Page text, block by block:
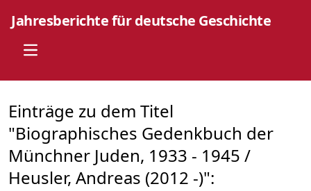
Jahresberichte für deutsche Geschichte
Open main menu
Einträge zu dem Titel
"Biographisches Gedenkbuch der
Münchner Juden, 1933 - 1945 /
Heusler, Andreas (2012 -)":